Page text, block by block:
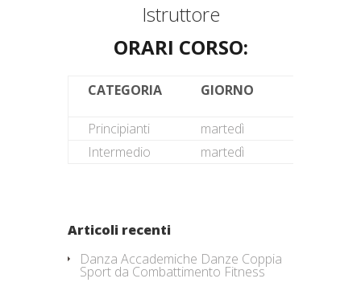
Istruttore
ORARI CORSO:
CATEGORIA GIORNO
Principianti
martedì
Intermedio
martedì
Articoli recenti
Danza Accademiche Danze Coppia
Sport da Combattimento Fitness